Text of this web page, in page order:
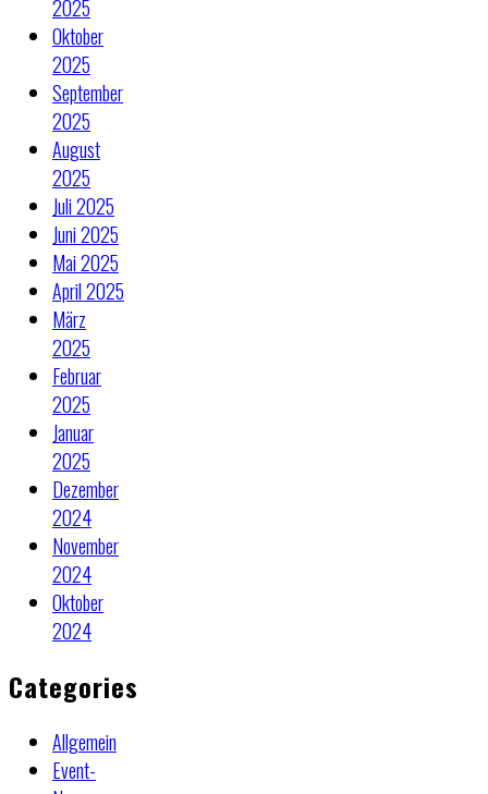
2025
Oktober
2025
September
2025
August
2025
Juli 2025
Juni 2025
Mai 2025
April 2025
März
2025
Februar
2025
Januar
2025
Dezember
2024
November
2024
Oktober
2024
Categories
Allgemein
Event-